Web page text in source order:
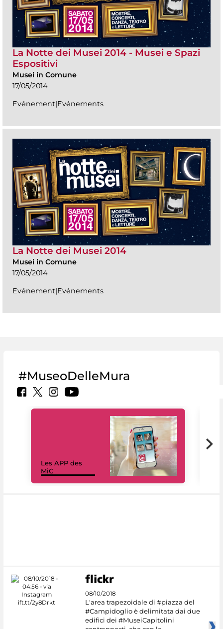
La Notte dei Musei 2014 - Musei e Spazi
Espositivi
Musei in Comune
17/05/2014
Evénement|Evénements
La Notte dei Musei 2014
Musei in Comune
17/05/2014
Evénement|Evénements
#MuseoDelleMura
Les APP des
MiC
08/10/2018
L'area trapezoidale di #piazza del
#Campidoglio è delimitata dai due
edifici dei #MuseiCapitolini